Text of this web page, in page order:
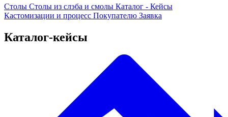
Столы Столы из слэба и смолы Каталог - Кейсы
Кастомизации и процесс Покупателю Заявка
Каталог-кейсы